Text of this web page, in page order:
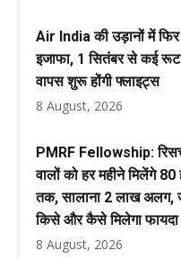
Air India की उड़ानों में फिर
इजाफा, 1 सितंबर से कई
वापस शुरू होंगी फ्लाइट्स
8 August, 2026
PMRF Fellowship:
वालों को हर महीने मिलेंगे ₹80
तक, सालाना ₹2 लाख अलग,
किसे और कैसे मिलेगा फायदा
8 August, 2026